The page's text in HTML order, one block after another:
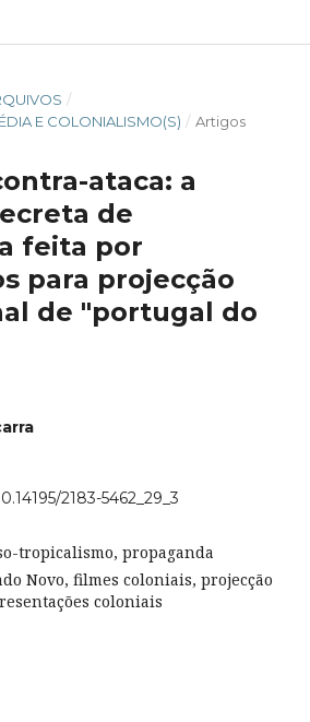
/
E COLONIALISMO(S) / Artigos
ataca: a
de
feita por
para projecção
de "portugal do
2183-5462_29_3
tropicalismo, propaganda
Novo, filmes coloniais, projecção
coloniais